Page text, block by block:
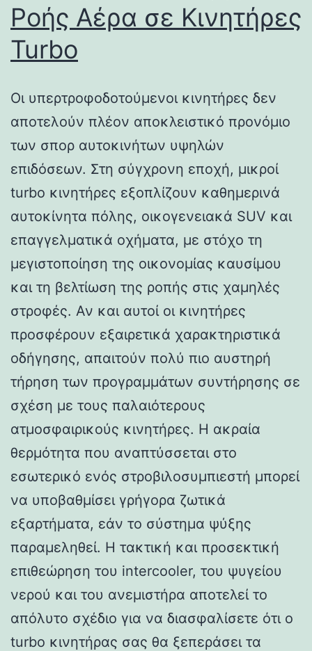
Ροής Αέρα σε Κινητήρες
Turbo
Οι υπερτροφοδοτούμενοι κινητήρες δεν
αποτελούν πλέον αποκλειστικό προνόμιο
των σπορ αυτοκινήτων υψηλών
επιδόσεων. Στη σύγχρονη εποχή, μικροί
turbo κινητήρες εξοπλίζουν καθημερινά
αυτοκίνητα πόλης, οικογενειακά SUV και
επαγγελματικά οχήματα, με στόχο τη
μεγιστοποίηση της οικονομίας καυσίμου
και τη βελτίωση της ροπής στις χαμηλές
στροφές. Αν και αυτοί οι κινητήρες
προσφέρουν εξαιρετικά χαρακτηριστικά
οδήγησης, απαιτούν πολύ πιο αυστηρή
τήρηση των προγραμμάτων συντήρησης σε
σχέση με τους παλαιότερους
ατμοσφαιρικούς κινητήρες. Η ακραία
θερμότητα που αναπτύσσεται στο
εσωτερικό ενός στροβιλοσυμπιεστή μπορεί
να υποβαθμίσει γρήγορα ζωτικά
εξαρτήματα, εάν το σύστημα ψύξης
παραμεληθεί. Η τακτική και προσεκτική
επιθεώρηση του intercooler, του ψυγείου
νερού και του ανεμιστήρα αποτελεί το
απόλυτο σχέδιο για να διασφαλίσετε ότι ο
turbo κινητήρας σας θα ξεπεράσει τα